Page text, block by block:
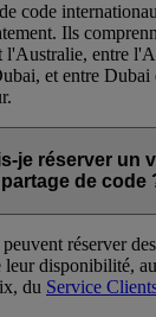
code
Ils
l'Australie, entre
et entre Dubai
je réserver un
partage de code
réserver
disponibilité,
du Service